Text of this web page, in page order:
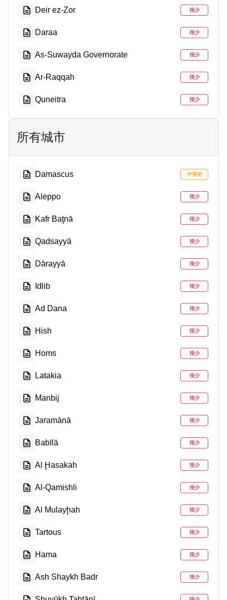
Deir ez-Zor 很少
Daraa 很少
As-Suwayda Governorate 很少
Ar-Raqqah 很少
Quneitra 很少
所有城市
Damascus 中等的
Aleppo 很少
Kafr Baţnā 很少
Qadsayyā 很少
Dārayyā 很少
Idlib 很少
Ad Dana 很少
Hish 很少
Homs 很少
Latakia 很少
Manbij 很少
Jaramānā 很少
Babīlā 很少
Al Ḩasakah 很少
Al-Qamishli 很少
Al Mulayḩah 很少
Tartous 很少
Hama 很少
Ash Shaykh Badr 很少